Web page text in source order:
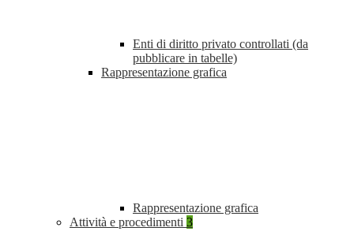
Enti di diritto privato controllati (da
pubblicare in tabelle)
Rappresentazione grafica
Rappresentazione grafica
Attività e procedimenti 3